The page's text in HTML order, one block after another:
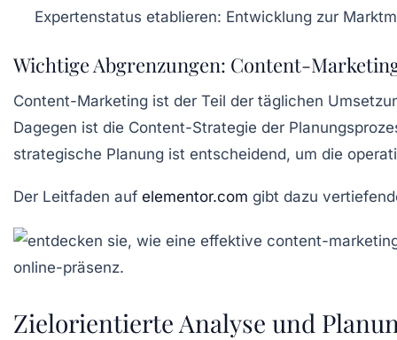
Expertenstatus etablieren: Entwicklung zur
Wichtige Abgrenzungen: Content-
Content-Marketing ist der Teil der täglichen
Dagegen ist die Content-Strategie der
strategische Planung ist entscheidend, um die
Der Leitfaden auf elementor.com gibt dazu
Zielorientierte Analyse und